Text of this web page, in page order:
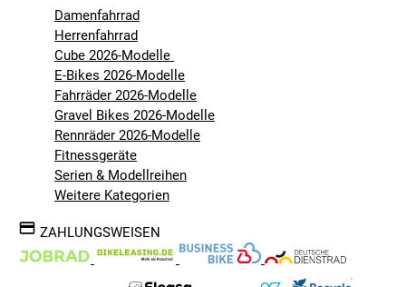
Damenfahrrad
Herrenfahrrad
Cube 2026-Modelle
E-Bikes 2026-Modelle
Fahrräder 2026-Modelle
Gravel Bikes 2026-Modelle
Rennräder 2026-Modelle
Fitnessgeräte
Serien & Modellreihen
Weitere Kategorien
ZAHLUNGSWEISEN